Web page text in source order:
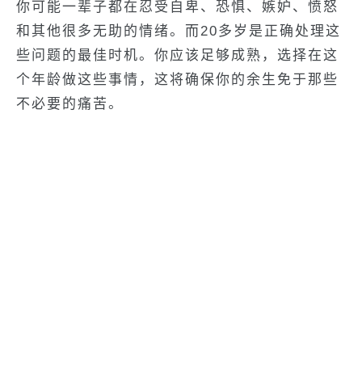
你可能一辈子都在忍受自卑、恐惧、嫉妒、愤怒
和其他很多无助的情绪。而20多岁是正确处理这
些问题的最佳时机。你应该足够成熟，选择在这
个年龄做这些事情，这将确保你的余生免于那些
不必要的痛苦。